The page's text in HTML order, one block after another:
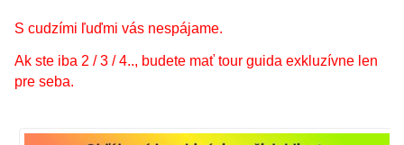
S cudzími ľuďmi vás nespájame.
Ak ste iba 2 / 3 / 4.., budete mať tour guida exkluzívne len
pre seba.